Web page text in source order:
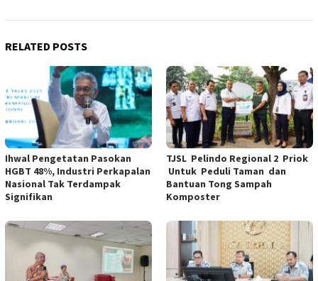
RELATED POSTS
Ihwal Pengetatan Pasokan
HGBT 48%, Industri Perkapalan
Nasional Tak Terdampak
Signifikan
TJSL Pelindo Regional 2 Priok
Untuk Peduli Taman dan
Bantuan Tong Sampah
Komposter